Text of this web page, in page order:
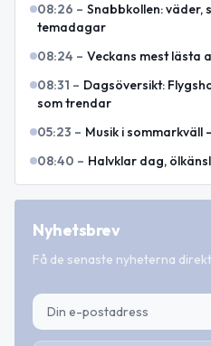
08:26 – Snabbkollen: väder,
temadagar
08:24 – Veckans mest lästa
08:31 – Dagsöversikt:
som trendar
05:23 – Musik i sommarkväll
08:40 – Halvklar dag,
Nyhetsbrev
Få de senaste nyheterna